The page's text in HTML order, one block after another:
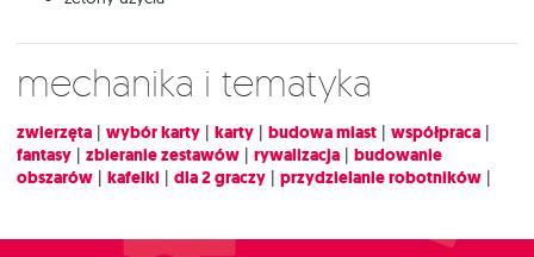
Mechanika i tematyka
zwierzęta | wybór karty | karty | budowa miast | współpraca |
fantasy | zbieranie zestawów | rywalizacja | budowanie
obszarów | kafelki | dla 2 graczy | przydzielanie robotników |